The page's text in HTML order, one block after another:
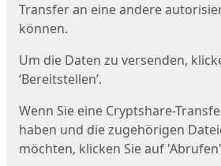
Transfer an eine andere
können.
Um die Daten zu versenden,
‘Bereitstellen’.
Wenn Sie eine Cryptshare-
haben und die zugehörigen
möchten, klicken Sie auf